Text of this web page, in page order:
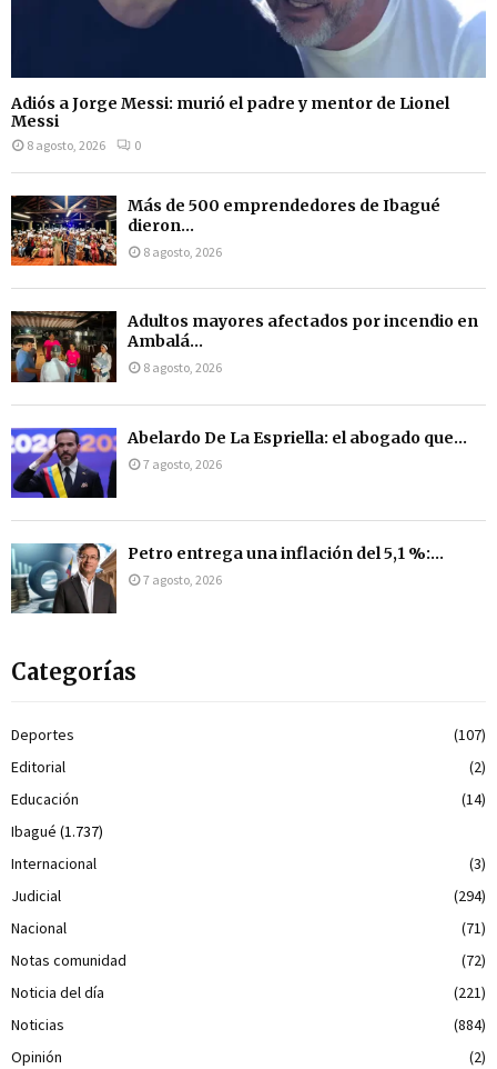
Adiós a Jorge Messi: murió el padre y mentor de Lionel
Messi
8 agosto, 2026 0
Más de 500 emprendedores de Ibagué
dieron...
8 agosto, 2026
Adultos mayores afectados por incendio en
Ambalá...
8 agosto, 2026
Abelardo De La Espriella: el abogado que...
7 agosto, 2026
Petro entrega una inflación del 5,1 %:...
7 agosto, 2026
Categorías
Deportes
(107)
Editorial
(2)
Educación
(14)
Ibagué (1.737)
Internacional
(3)
Judicial
(294)
Nacional
(71)
Notas comunidad
(72)
Noticia del día
(221)
Noticias
(884)
Opinión
(2)